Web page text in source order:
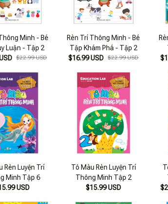
Minh - Bé
Luận - Tập 2
$22.99 USD
Rèn Trí Thông Minh - Bé
Tập Khám Phá - Tập 2
$16.99 USD
$22.99 USD
Rèn Luyện Trí
Minh Tập 6
USD
Tô Màu Rèn Luyện Trí
Thông Minh Tập 2
$15.99 USD